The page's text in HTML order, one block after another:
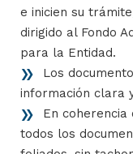
e inicien su
dirigido al Fondo
para la Entidad.
Los
información clara
En coherencia
todos los